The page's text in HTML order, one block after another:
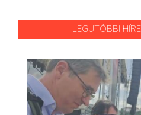
LEGUTÓBBI